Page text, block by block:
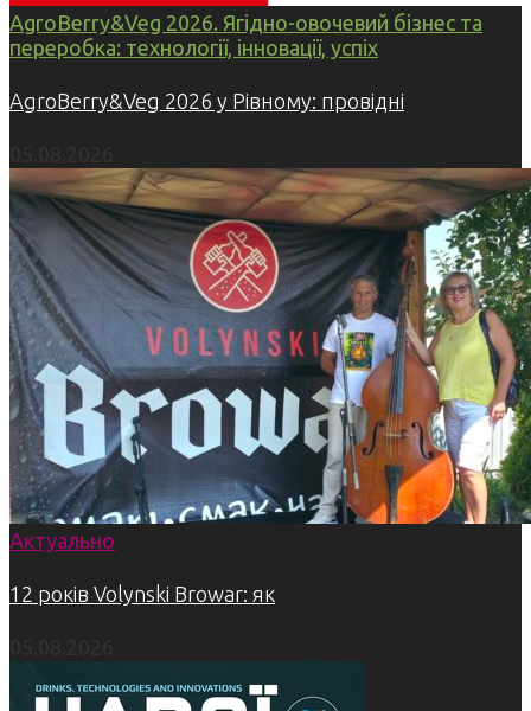
AgroBerry&Veg 2026. Ягідно-овочевий бізнес та
переробка: технології, інновації, успіх
AgroBerry&Veg 2026 у Рівному: провідні
Актуально
12 років Volynski Browar: як